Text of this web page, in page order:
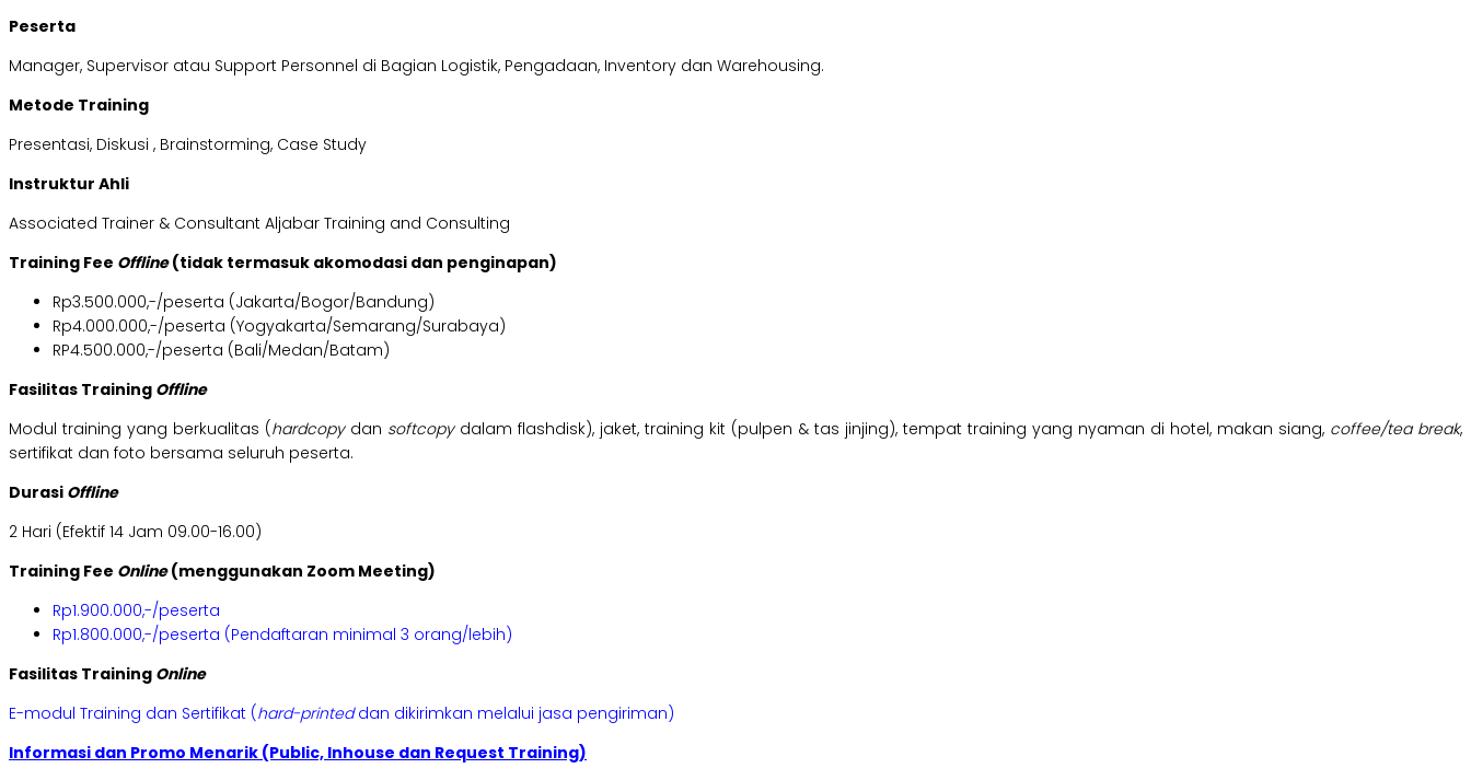
Peserta
Manager, Supervisor atau Support Personnel di Bagian Logistik, Pengadaan, Inventory dan Warehousing.
Metode Training
Presentasi, Diskusi , Brainstorming, Case Study
Instruktur Ahli
Associated Trainer & Consultant Aljabar Training and Consulting
Training Fee Offline(tidak termasuk akomodasi dan penginapan)
Rp3.500.000,-/peserta (Jakarta/Bogor/Bandung)
Rp4.000.000,-/peserta (Yogyakarta/Semarang/Surabaya)
RP4.500.000,-/peserta (Bali/Medan/Batam)
Fasilitas Training Offline
Modul training yang berkualitas (hardcopydan softcopy dalam flashdisk), jaket, training kit (pulpen & tas jinjing), tempat training yang nyaman di hotel, makan siang, coffee/tea break,
sertifikat dan foto bersama seluruh peserta.
Durasi Offline
2 Hari (Efektif 14 Jam 09.00-16.00)
Training Fee Online(menggunakan Zoom Meeting)
Rp1.900.000,-/peserta
Rp1.800.000,-/peserta (Pendaftaran minimal 3 orang/lebih)
Fasilitas Training Online
E-modul Training dan Sertifikat (hard-printeddan dikirimkan melalui jasa pengiriman)
Informasi dan Promo Menarik (Public, Inhouse dan Request Training)